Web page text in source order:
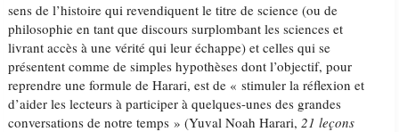
sens de l’histoire qui revendiquent le titre de science (ou de
philosophie en tant que discours surplombant les sciences et
livrant accès à une vérité qui leur échappe) et celles qui se
présentent comme de simples hypothèses dont l’objectif, pour
reprendre une formule de Harari, est de « stimuler la réflexion et
d’aider les lecteurs à participer à quelques-unes des grandes
conversations de notre temps » (Yuval Noah Harari,21 leçons